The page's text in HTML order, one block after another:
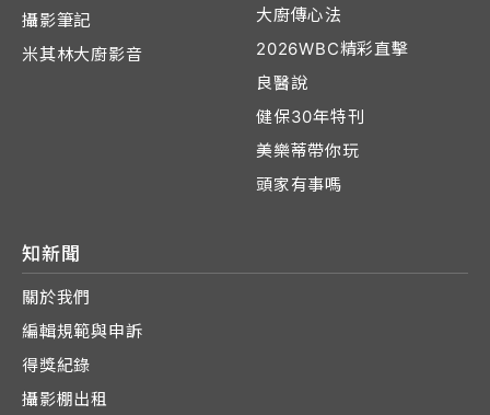
攝影筆記
米其林大廚影音
大廚傳心法
2026WBC精彩直擊
良醫說
健保30年特刊
美樂蒂帶你玩
頭家有事嗎
知新聞
關於我們
編輯規範與申訴
得獎紀錄
攝影棚出租